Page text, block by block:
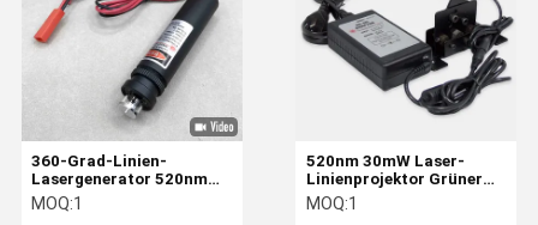
360-Grad-Linien-
Lasergenerator 520nm
30mW Grüner
Laserstrahlprojektor
MOQ:1
520nm 30mW Laser-
Linienprojektor Grüner
Laserstrahl zum
Schneiden von Holz- und
MOQ:1